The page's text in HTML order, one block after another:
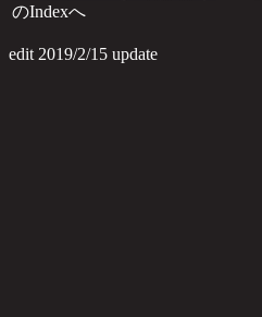
のIndexへ
edit 2019/2/15 update